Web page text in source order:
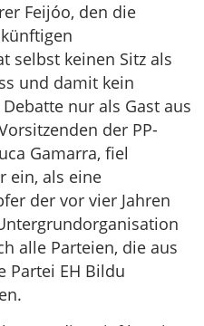
Feijóo, den die
selbst keinen Sitz als
und damit kein
nur als Gast aus
der PP-
Gamarra, fiel
ein, als eine
der vor vier Jahren
alle Parteien, die aus
Partei EH Bildu